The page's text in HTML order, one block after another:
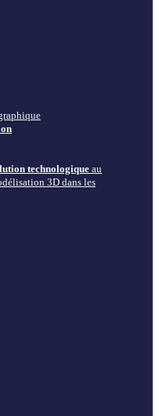
technologique au
3D dans les